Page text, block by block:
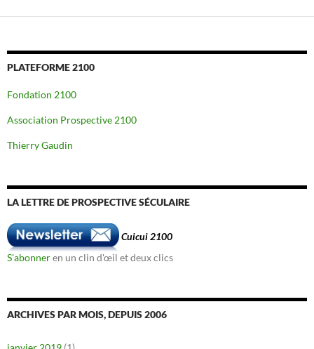
PLATEFORME 2100
Fondation 2100
Association Prospective 2100
Thierry Gaudin
LA LETTRE DE PROSPECTIVE SÉCULAIRE
Cuicui 2100
S'abonneren un clin d'œil et deux clics
ARCHIVES PAR MOIS, DEPUIS 2006